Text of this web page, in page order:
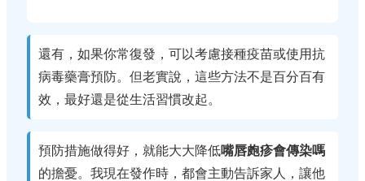
還有，如果你常復發，可以考慮接種疫苗或使用抗
病毒藥膏預防。但老實說，這些方法不是百分百有
效，最好還是從生活習慣改起。
預防措施做得好，就能大大降低嘴唇皰疹會傳染嗎
的擔憂。我現在發作時，都會主動告訴家人，讓他